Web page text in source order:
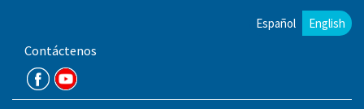
Español English
Contáctenos